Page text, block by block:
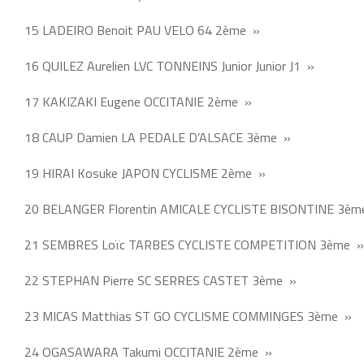
15 LADEIRO Benoit PAU VELO 64 2ème »
16 QUILEZ Aurelien LVC TONNEINS Junior Junior J1 »
17 KAKIZAKI Eugene OCCITANIE 2ème »
18 CAUP Damien LA PEDALE D’ALSACE 3ème »
19 HIRAI Kosuke JAPON CYCLISME 2ème »
20 BELANGER Florentin AMICALE CYCLISTE BISONTINE
21 SEMBRES Loïc TARBES CYCLISTE COMPETITION 3ème »
22 STEPHAN Pierre SC SERRES CASTET 3ème »
23 MICAS Matthias ST GO CYCLISME COMMINGES 3ème »
24 OGASAWARA Takumi OCCITANIE 2ème »